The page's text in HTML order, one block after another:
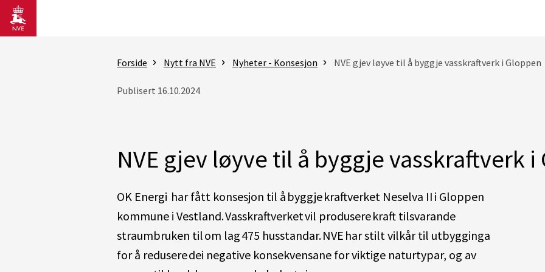
Gå til hovedinnhold
Forside Nytt fra NVE Nyheter - Konsesjon NVE gjev løyve til å byggje vasskraftverk i Gloppen
Publisert 16.10.2024
NVE gjev løyve til å byggje vasskraftverk i
OK Energi har fått konsesjon til å byggje kraftverket Neselva II i Gloppen
kommune i Vestland. Vasskraftverket vil produsere kraft tilsvarande
straumbruken til om lag 475 husstandar. NVE har stilt vilkår til utbygginga
for å redusere dei negative konsekvensane for viktige naturtypar, og av